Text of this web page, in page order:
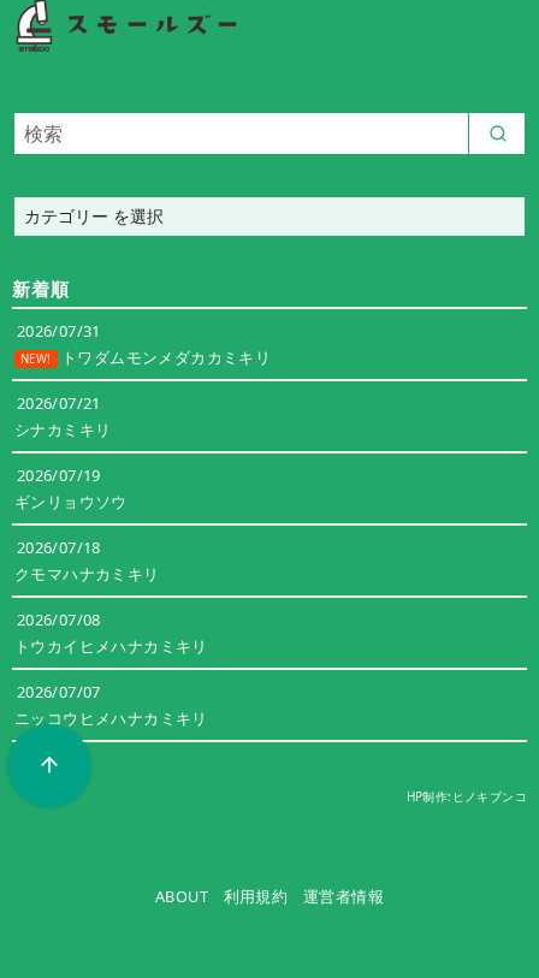
テ
リ
新着順
2026/07/31
NEW! トワダムモンメダカカミキリ
2026/07/21
シナカミキリ
2026/07/19
ギンリョウソウ
2026/07/18
クモマハナカミキリ
2026/07/08
トウカイヒメハナカミキリ
2026/07/07
ニッコウヒメハナカミキリ
すべてみる
HP制作:ヒノキブンコ
ABOUT 利用規約 運営者情報